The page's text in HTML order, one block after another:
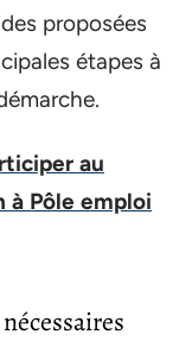
proposées
étapes à
au
à Pôle emploi